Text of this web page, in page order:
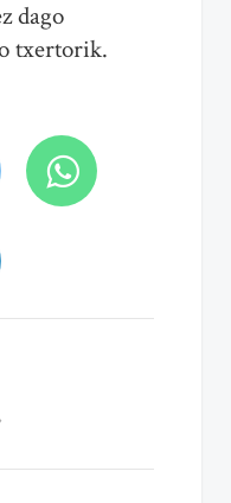
dago
txertorik.